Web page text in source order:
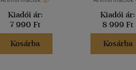
Kiadói ár:
7 990 Ft
Kosárba
Kiadói ár:
8 999 Ft
Kosárba